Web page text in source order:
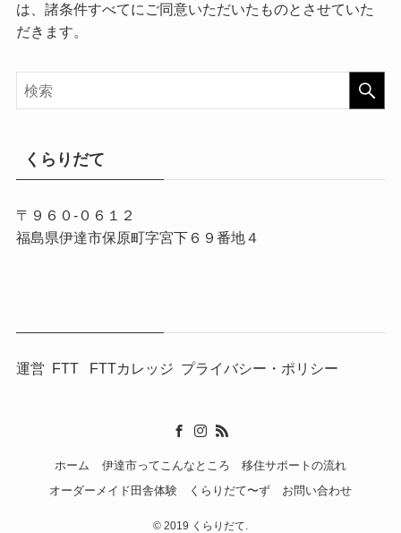
は、諸条件すべてにご同意いただいたものとさせていた
だきます。
くらりだて
〒９６０-０６１２
福島県伊達市保原町字宮下６９番地４
運営 FTT FTTカレッジ プライバシー・ポリシー
ホーム 伊達市ってこんなところ
移住サポートの流れ
オーダーメイド田舎体験
くらりだて〜ず お問い合わせ
© 2019 くらりだて.